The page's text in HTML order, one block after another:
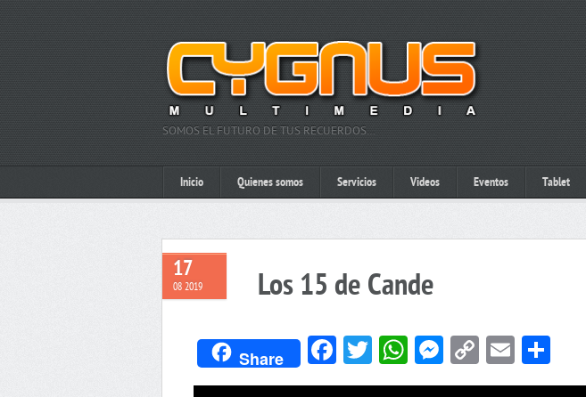
SOMOS EL FUTURO DE TUS RECUERDOS…
Inicio Quienes somos Servicios Videos Eventos Tablet
17
08 2019 Los 15 de Cande
Share Facebook
Twitter
WhatsApp
Messenger
Copy
Link
Email